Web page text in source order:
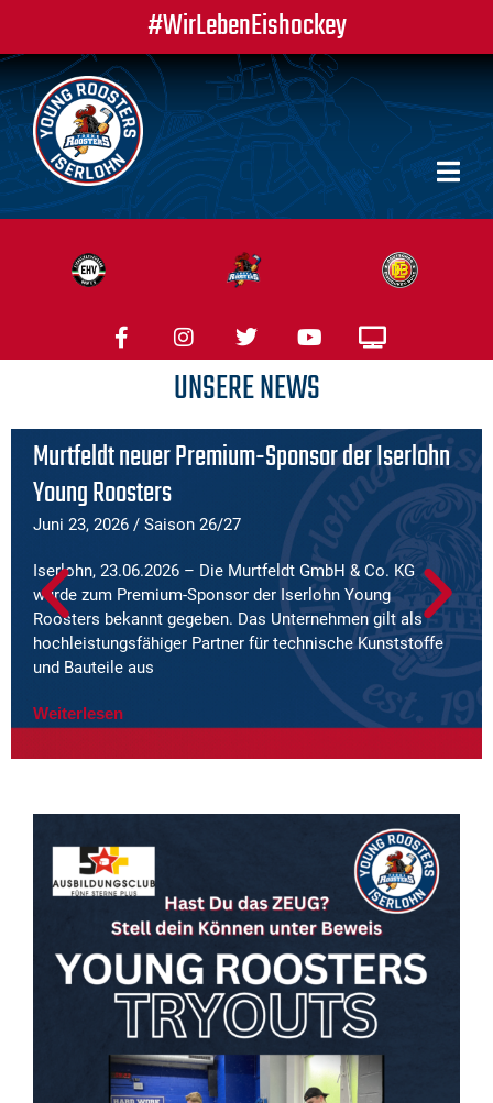
#WirLebenEishockey
UNSERE NEWS
Murtfeldt neuer Premium-Sponsor der Iserlohn
Young Roosters
Juni 23, 2026 / Saison 26/27
Iserlohn, 23.06.2026 – Die Murtfeldt GmbH & Co. KG
wurde zum Premium-Sponsor der Iserlohn Young
Roosters bekannt gegeben. Das Unternehmen gilt als
hochleistungsfähiger Partner für technische Kunststoffe
und Bauteile aus
Weiterlesen